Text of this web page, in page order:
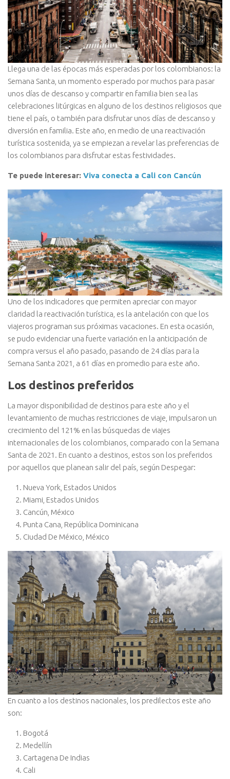
Llega una de las épocas más esperadas por los colombianos: la
Semana Santa, un momento esperado por muchos para pasar
unos días de descanso y compartir en familia bien sea las
celebraciones litúrgicas en alguno de los destinos religiosos que
tiene el país, o también para disfrutar unos días de descanso y
diversión en familia. Este año, en medio de una reactivación
turística sostenida, ya se empiezan a revelar las preferencias de
los colombianos para disfrutar estas festividades.
Te puede interesar: Viva conecta a Cali con Cancún
Uno de los indicadores que permiten apreciar con mayor
claridad la reactivación turística, es la antelación con que los
viajeros programan sus próximas vacaciones. En esta ocasión,
se pudo evidenciar una fuerte variación en la anticipación de
compra versus el año pasado, pasando de 24 días para la
Semana Santa 2021, a 61 días en promedio para este año.
Los destinos preferidos
La mayor disponibilidad de destinos para este año y el
levantamiento de muchas restricciones de viaje, impulsaron un
crecimiento del 121% en las búsquedas de viajes
internacionales de los colombianos, comparado con la Semana
Santa de 2021. En cuanto a destinos, estos son los preferidos
por aquellos que planean salir del país, según Despegar:
Nueva York, Estados Unidos
Miami, Estados Unidos
Cancún, México
Punta Cana, República Dominicana
Ciudad De México, México
En cuanto a los destinos nacionales, los predilectos este año
son:
Bogotá
Medellín
Cartagena De Indias
Cali